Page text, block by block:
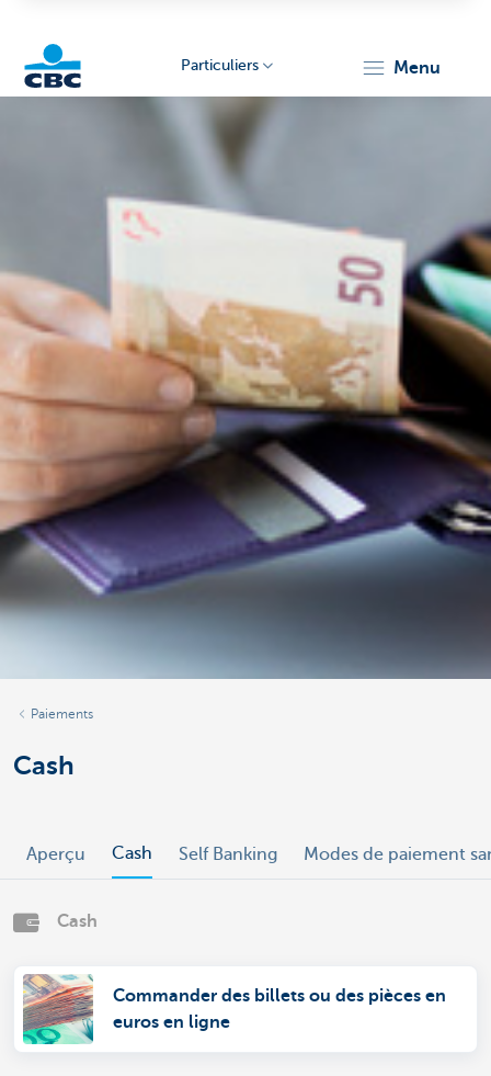
Particuliers menu
Paiements
Cash
Aperçu Cash Self Banking Modes de paiement
Cash
Commander des billets ou des pièces en
euros en ligne